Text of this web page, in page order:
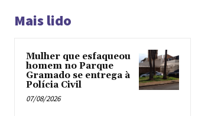
Mais lido
Mulher que esfaqueou
homem no Parque
Gramado se entrega à
Polícia Civil
07/08/2026